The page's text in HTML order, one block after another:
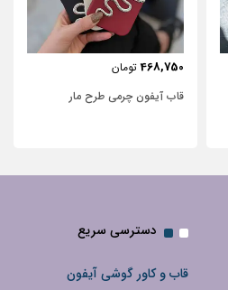
468,750 تومان
قاب آیفون چرمی طرح مار
دسترسی سریع
قاب و کاور گوشی آیفون